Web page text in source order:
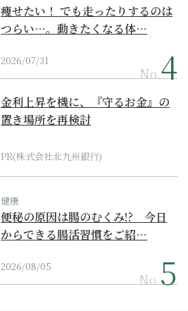
痩せたい！ でも走ったりするのは
つらい…。動きたくなる体…
2026/07/31
No.
金利上昇を機に、『守るお金』の
置き場所を再検討
PR(株式会社北九州銀行)
健康
便秘の原因は腸のむくみ!? 今日
からできる腸活習慣をご紹…
2026/08/05
No.